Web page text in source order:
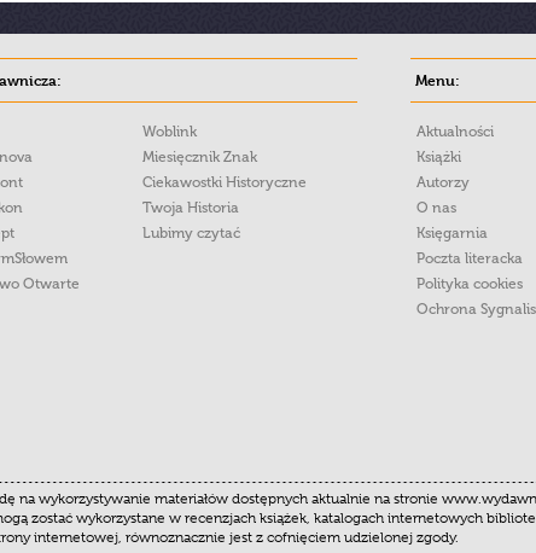
Otwarte
Woblink
Miesięcznik Znak
Ciekawostki Historyczne
Twoja Historia
Lubimy czytać
Menu:
Aktualności
Książki
Autorzy
O nas
Księgarnia
Poczta literacka
Polityka cookies
Ochrona
na wykorzystywanie materiałów dostępnych aktualnie na stronie
zostać wykorzystane w recenzjach książek, katalogach internetowych
internetowej, równoznacznie jest z cofnięciem udzielonej zgody.